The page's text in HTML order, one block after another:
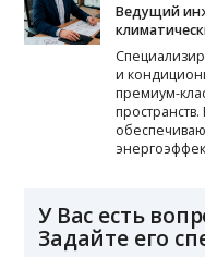
Ведущий
и
премиум-
У Вас есть
Задайте его